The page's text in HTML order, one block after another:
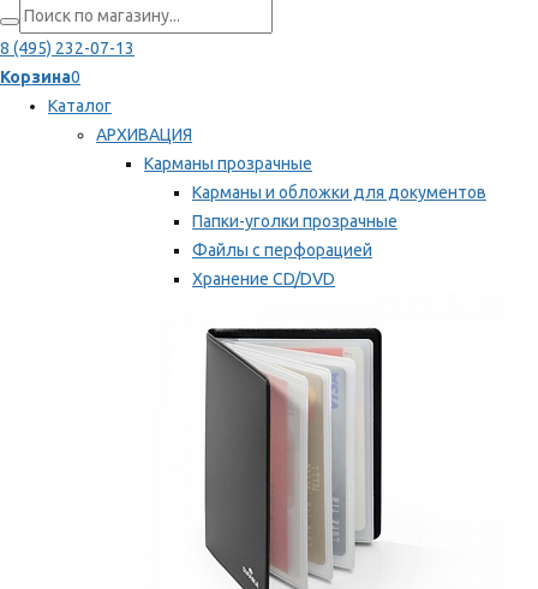
8 (495) 232-07-13
Корзина0
Каталог
АРХИВАЦИЯ
Карманы прозрачные
Карманы и обложки для документов
Папки-уголки прозрачные
Файлы с перфорацией
Хранение CD/DVD
Мы рекомендуем